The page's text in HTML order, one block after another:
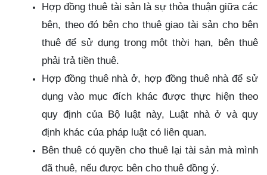
Hợp đồng thuê tài sản là sự thỏa thuận giữa các
bên, theo đó bên cho thuê giao tài sản cho bên
thuê để sử dụng trong một thời hạn, bên thuê
phải trả tiền thuê.
Hợp đồng thuê nhà ở, hợp đồng thuê nhà để sử
dụng vào mục đích khác được thực hiện theo
quy định của Bộ luật này, Luật nhà ở và quy
định khác của pháp luật có liên quan.
Bên thuê có quyền cho thuê lại tài sản mà mình
đã thuê, nếu được bên cho thuê đồng ý.